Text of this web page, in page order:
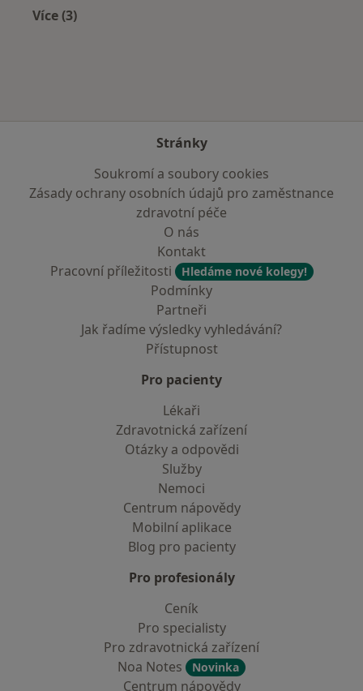
Více (3)
Stránky
Soukromí a soubory cookies
Zásady ochrany osobních údajů pro zaměstnance
zdravotní péče
O nás
Kontakt
Pracovní příležitosti
Hledáme nové kolegy!
Podmínky
Partneři
Jak řadíme výsledky vyhledávání?
Přístupnost
Pro pacienty
Lékaři
Zdravotnická zařízení
Otázky a odpovědi
Služby
Nemoci
Centrum nápovědy
Mobilní aplikace
Blog pro pacienty
Pro profesionály
Ceník
Pro specialisty
Pro zdravotnická zařízení
Noa Notes
Novinka
Centrum nápovědy